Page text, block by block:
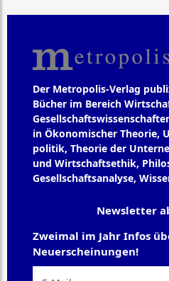
Der Metropolis-Verlag
Bücher im Bereich
in Ökonomischer Theorie,
politik, Theorie der
und Wirtschaftsethik,
Gesellschaftsanalyse,
Newsletter
Zweimal im Jahr Infos
Neuerscheinungen!